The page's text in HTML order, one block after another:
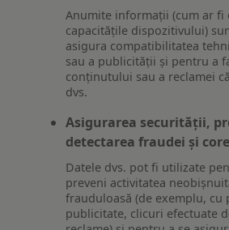
Anumite informații (cum ar fi
capacitățile dispozitivului)
asigura compatibilitatea
sau a publicității și pentru a
conținutului sau a reclamei
dvs.
Asigurarea securității,
detectarea fraudei și
Datele dvs. pot fi utilizate
preveni activitatea
frauduloasă (de exemplu, cu
publicitate, clicuri efectuate